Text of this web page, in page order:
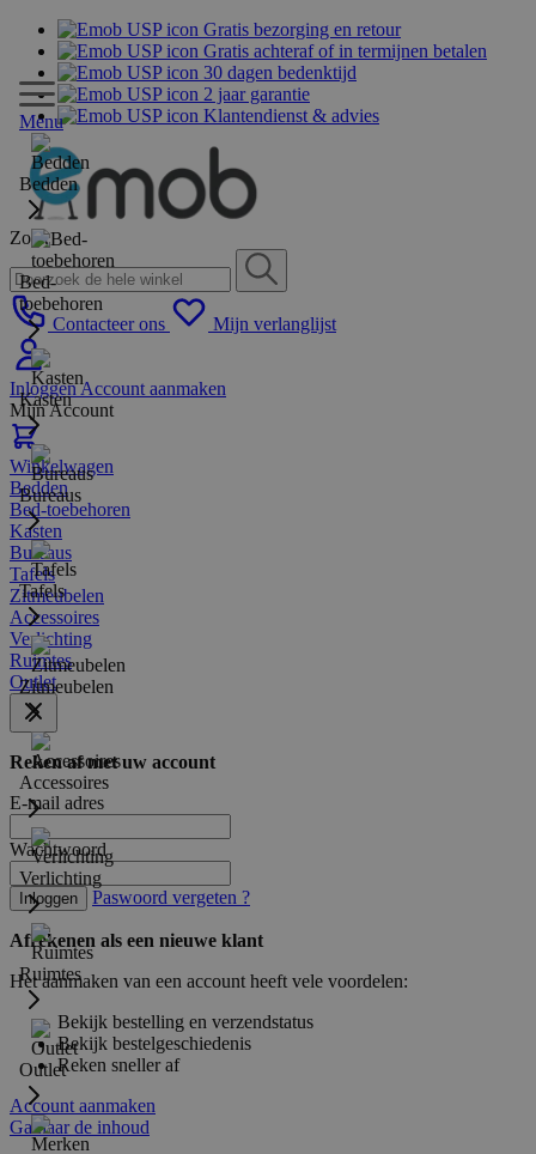
Gratis bezorging en retour
Gratis achteraf of in termijnen betalen
30 dagen bedenktijd
2 jaar garantie
Klantendienst & advies
Zoek
Contacteer ons Mijn verlanglijst
InloggenAccount aanmaken
Mijn Account
Winkelwagen
Menu
Bedden
Bed-
toebehoren
Kasten
Bureaus
Tafels
Zitmeubelen
Accessoires
Verlichting
Ruimtes
Outlet
Bedden
Bed-toebehoren
Kasten
Bureaus
Tafels
Zitmeubelen
Accessoires
Verlichting
Ruimtes
Outlet
Reken af met uw account
E-mail adres
Wachtwoord
Inloggen Paswoord vergeten ?
Afrekenen als een nieuwe klant
Het aanmaken van een account heeft vele voordelen:
Bekijk bestelling en verzendstatus
Bekijk bestelgeschiedenis
Reken sneller af
Account aanmaken
Ga naar de inhoud